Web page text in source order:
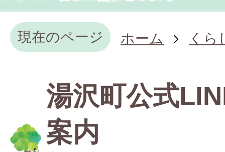
現在のページ ホーム くら
湯沢町公式
案内